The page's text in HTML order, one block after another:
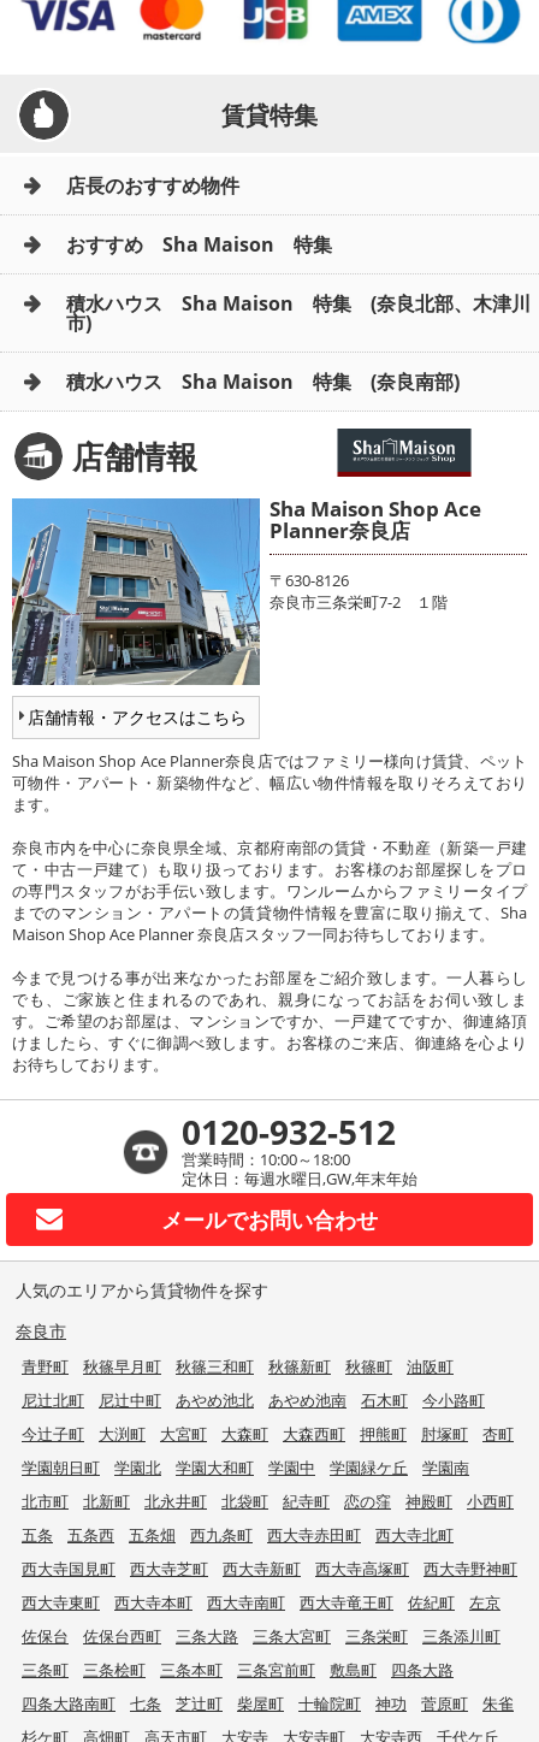
賃貸特集
店長のおすすめ物件
おすすめ Sha Maison 特集
積水ハウス Sha Maison 特集 (奈良北部、木津川
市)
積水ハウス Sha Maison 特集 (奈良南部)
店舗情報
店舗情報・アクセスはこちら
Sha Maison Shop Ace
Planner奈良店
〒630-8126
奈良市三条栄町7-2 １階
Sha Maison Shop Ace Planner奈良店ではファミリー様向け賃貸、ペット
可物件・アパート・新築物件など、幅広い物件情報を取りそろえており
ます。
奈良市内を中心に奈良県全域、京都府南部の賃貸・不動産（新築一戸建
て・中古一戸建て）も取り扱っております。お客様のお部屋探しをプロ
の専門スタッフがお手伝い致します。ワンルームからファミリータイプ
までのマンション・アパートの賃貸物件情報を豊富に取り揃えて、Sha
Maison Shop Ace Planner 奈良店スタッフ一同お待ちしております。
今まで見つける事が出来なかったお部屋をご紹介致します。一人暮らし
でも、ご家族と住まれるのであれ、親身になってお話をお伺い致しま
す。ご希望のお部屋は、マンションですか、一戸建てですか、御連絡頂
けましたら、すぐに御調べ致します。お客様のご来店、御連絡を心より
お待ちしております。
0120-932-512
営業時間：10:00～18:00
定休日：毎週水曜日,GW,年末年始
メールでお問い合わせ
人気のエリアから賃貸物件を探す
奈良市
青野町 秋篠早月町 秋篠三和町 秋篠新町 秋篠町
油阪町
尼辻北町
尼辻中町 あやめ池北 あやめ池南 石木町
今小路町
今辻子町
大渕町 大宮町 大森町 大森西町 押熊町 肘塚町
杏町
学園朝日町
学園北 学園大和町 学園中 学園緑ケ丘
学園南
北市町
北新町 北永井町 北袋町 紀寺町 恋の窪 神殿町
小西町
五条
五条西 五条畑 西九条町 西大寺赤田町
西大寺北町
西大寺国見町
西大寺芝町 西大寺新町 西大寺高塚町
西大寺野神町
西大寺東町
西大寺本町 西大寺南町 西大寺竜王町 佐紀町
左京
佐保台
佐保台西町 三条大路 三条大宮町 三条栄町
三条添川町
三条町
三条桧町 三条本町 三条宮前町 敷島町
四条大路
四条大路南町
七条 芝辻町 柴屋町 十輪院町 神功 菅原町
朱雀
杉ケ町
高畑町 高天市町 大安寺 大安寺町 大安寺西
千代ケ丘